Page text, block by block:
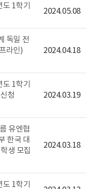
1학기
2024.05.08
독일 전
라인)
2024.04.18
1학기
청
2024.03.19
유엔협
한국 대
생 모집
2024.03.18
1학기